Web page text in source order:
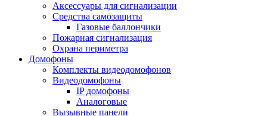
Аксессуары для сигнализации
Средства самозащиты
Газовые баллончики
Пожарная сигнализация
Охрана периметра
Домофоны
Комплекты видеодомофонов
Видеодомофоны
IP домофоны
Аналоговые
Вызывные панели